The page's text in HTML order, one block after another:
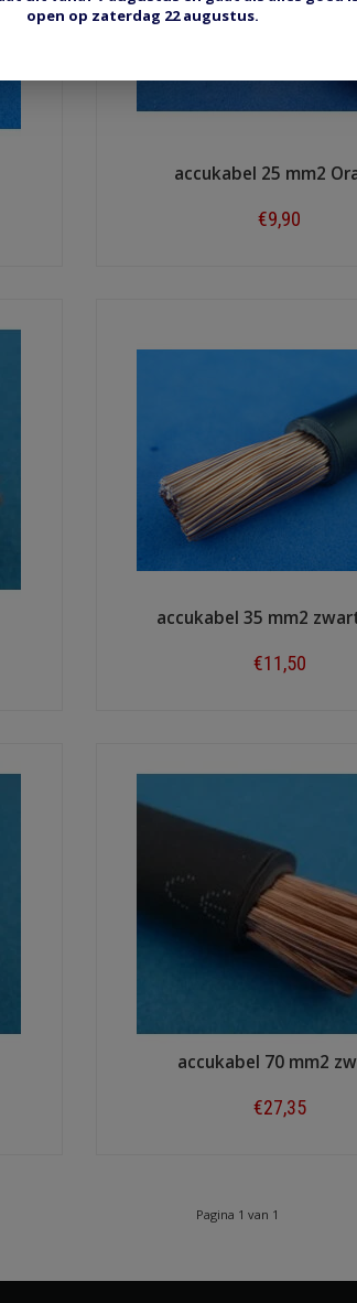
accukabel 25 mm2
€9,90
accukabel 35 mm2
€11,50
accukabel 70 mm2
€27,35
Pagina 1 van 1
open op zaterdag 22 augustus.